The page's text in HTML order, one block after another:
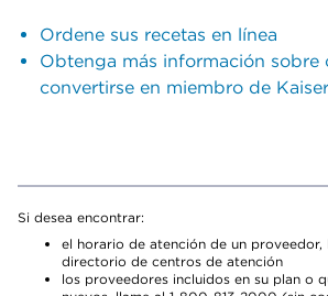
Ordene sus recetas en línea
Obtenga más información sobre
convertirse en miembro de
Si desea encontrar:
el horario de atención de un proveedor,
directorio de centros de atención
los proveedores incluidos en su plan o